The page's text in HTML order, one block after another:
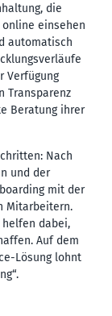
die
einsehen
automatisch
Verfügung
Transparenz
Beratung ihrer
Nach
und der
mit der
Mitarbeitern.
dabei,
Auf dem
Lösung lohnt